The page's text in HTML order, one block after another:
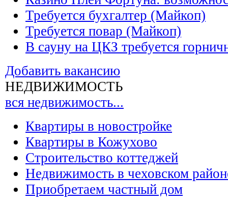
Требуется бухгалтер (Майкоп)
Требуется повар (Майкоп)
В сауну на ЦКЗ требуется
Добавить вакансию
НЕДВИЖИМОСТЬ
вся недвижимость...
Квартиры в новостройке
Квартиры в Кожухово
Строительство коттеджей
Недвижимость в чеховском
Приобретаем частный дом